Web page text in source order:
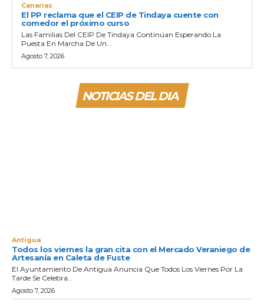
Canarias
El PP reclama que el CEIP de Tindaya cuente con
comedor el próximo curso
Las Familias Del CEIP De Tindaya Continúan Esperando La
Puesta En Marcha De Un...
Agosto 7, 2026
NOTICIAS DEL DIA
Antigua
Todos los viernes la gran cita con el Mercado Veraniego de
Artesanía en Caleta de Fuste
El Ayuntamiento De Antigua Anuncia Que Todos Los Viernes Por La
Tarde Se Celebra...
Agosto 7, 2026